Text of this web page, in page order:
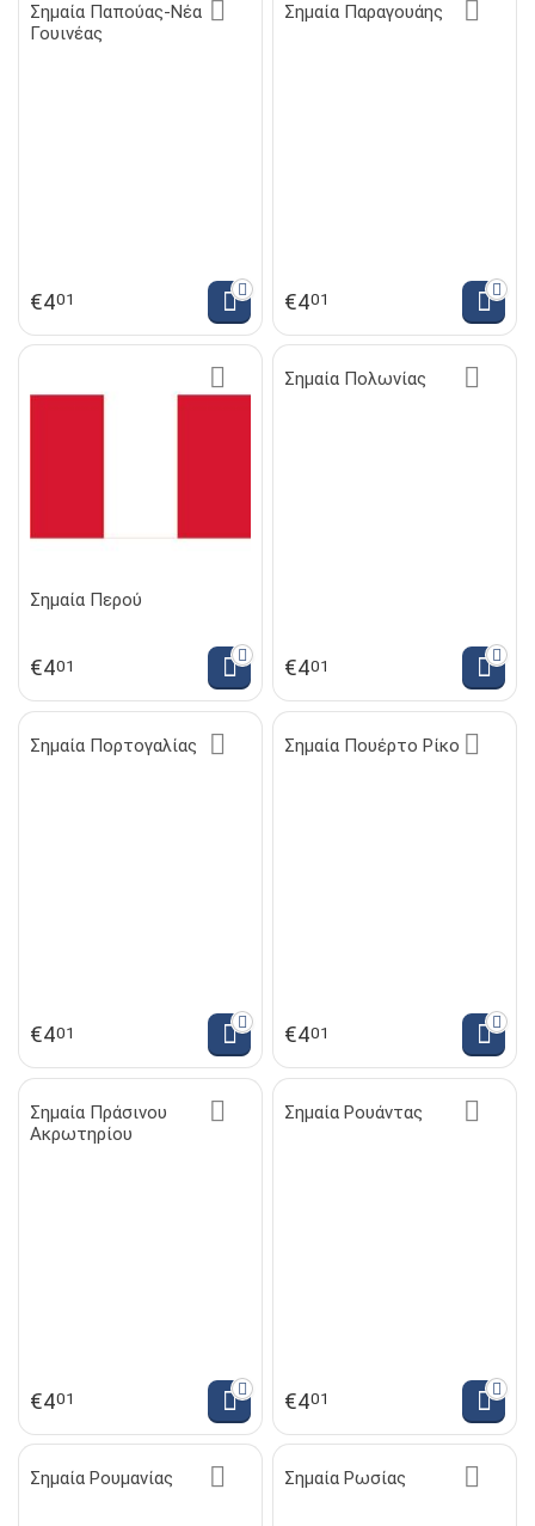
Σημαία Παπούας-Νέα
Γουινέας
€401
Σημαία Παραγουάης
€401
Σημαία Περού
€401
Σημαία Πολωνίας
€401
Σημαία Πορτογαλίας
€401
Σημαία Πουέρτο Ρίκο
€401
Σημαία Πράσινου
Ακρωτηρίου
€401
Σημαία Ρουάντας
€401
Σημαία Ρουμανίας Σημαία Ρωσίας